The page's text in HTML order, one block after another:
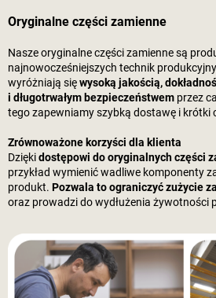
Oryginalne części zamienne
Nasze oryginalne części zamienne są
najnowocześniejszych technik
wyróżniają sięwysoką jakością,
i długotrwałym bezpieczeństwem przez
tego zapewniamy szybką dostawę i krótki
Zrównoważone korzyści dla klienta
Dziękidostępowi do oryginalnych części
przykład wymienić wadliwe komponenty
produkt. Pozwala to ograniczyć zużycie
oraz prowadzi do wydłużenia żywotności